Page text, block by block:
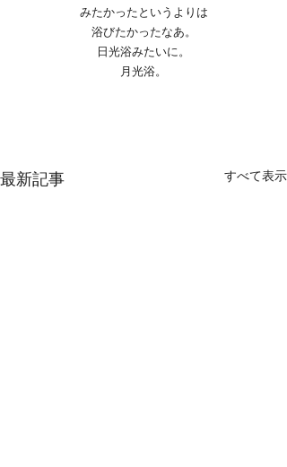
みたかったというよりは
浴びたかったなあ。
日光浴みたいに。
月光浴。
最新記事 すべて表示